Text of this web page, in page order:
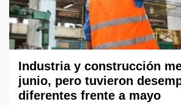
Industria y construcción
junio, pero tuvieron
diferentes frente a mayo